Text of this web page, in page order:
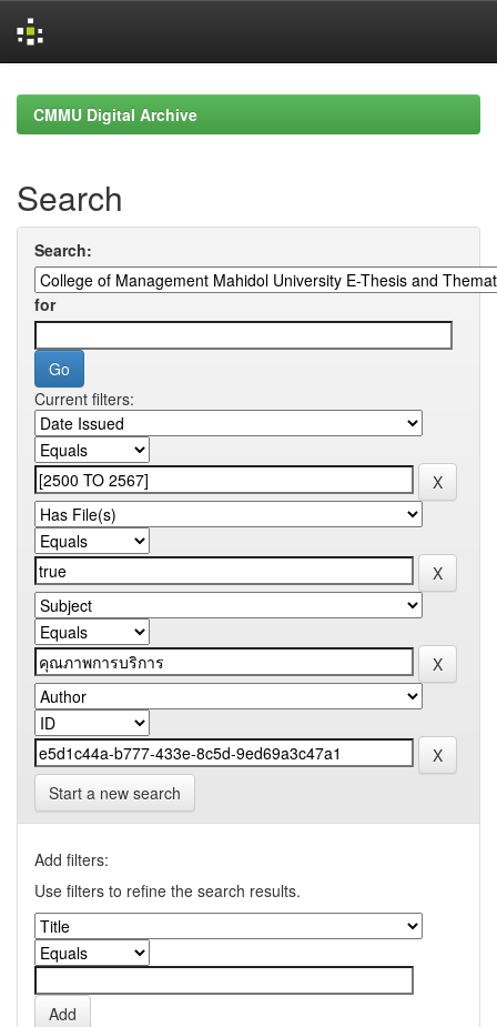
navigationCMMU Digital Archive
Search
Search:
for
Current filters:
Start a new search
Add filters:
Use filters to refine the search results.